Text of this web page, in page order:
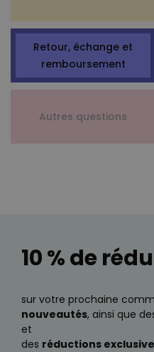
Si vous souhaitez en
contactez-nous!
Retour, échange et
remboursement
Autres questions
10 % de
sur votre prochaine
nouveautés, ainsi que
et
des réductions